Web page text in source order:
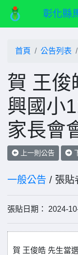
彰化縣
首頁 公告列表
賀 王俊
興國小
家長會
上一則公告
一般公告 / 張貼
張貼日期： 2024-
賀 王俊皓 先生當